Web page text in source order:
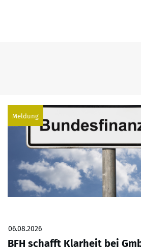
Meldung
06.08.2026
BFH schafft Klarheit bei